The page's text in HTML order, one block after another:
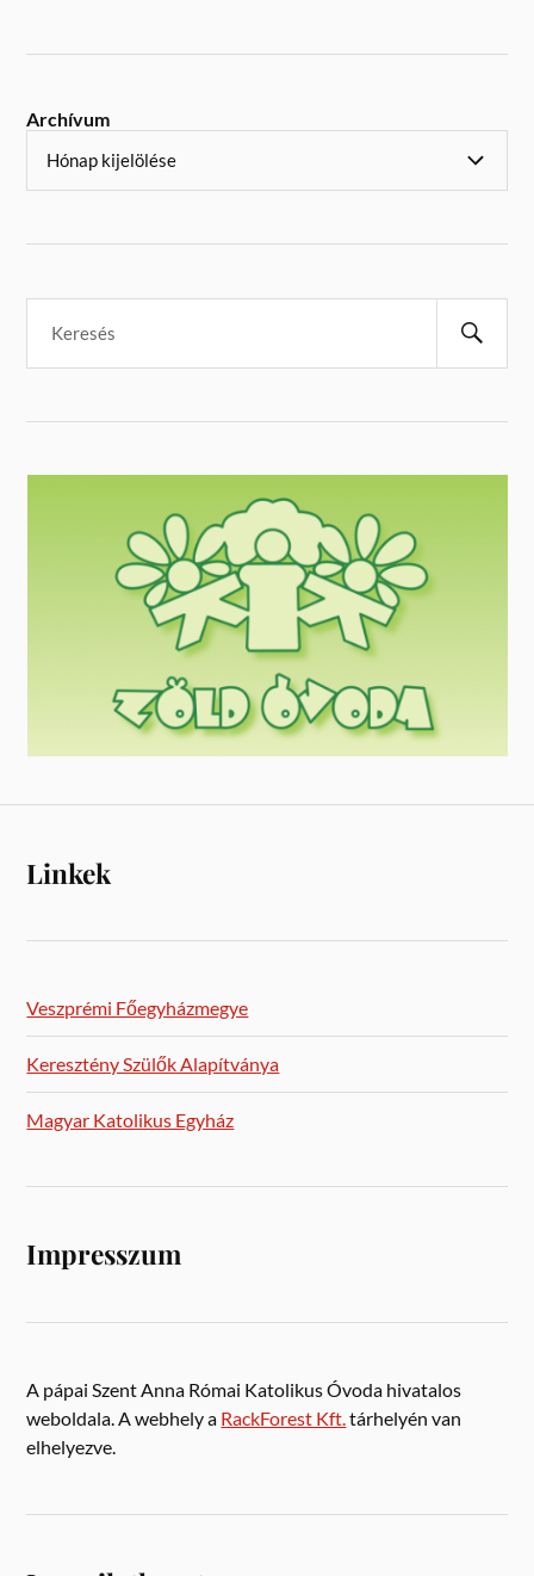
Archívum
Linkek
Veszprémi Főegyházmegye
Keresztény Szülők Alapítványa
Magyar Katolikus Egyház
Impresszum
A pápai Szent Anna Római Katolikus Óvoda hivatalos
weboldala. A webhely a RackForest Kft.tárhelyén van
elhelyezve.